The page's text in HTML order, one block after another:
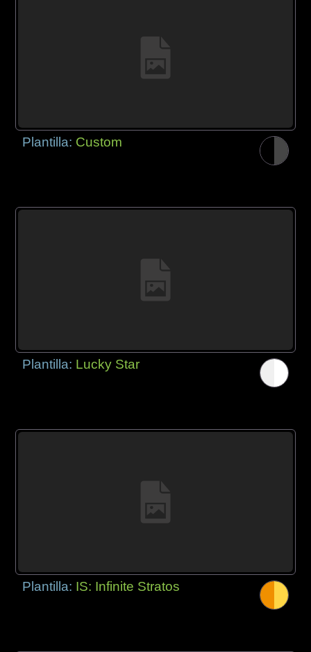
Plantilla: Custom
Plantilla: Lucky Star
Plantilla: IS: Infinite Stratos